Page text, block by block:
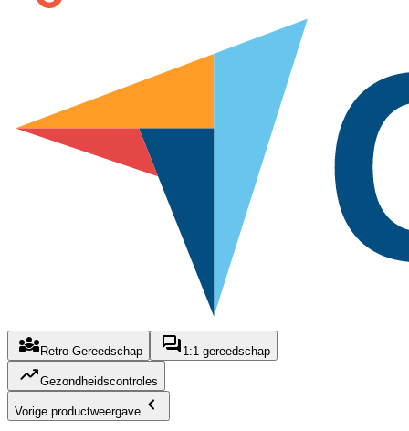
Retro-Gereedschap 1:1 gereedschap
Gezondheidscontroles
Vorige productweergave